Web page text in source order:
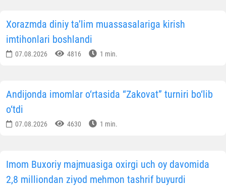
Xorazmda diniy ta’lim muassasalariga kirish
imtihonlari boshlandi
07.08.2026 4816 1 min.
Andijonda imomlar o‘rtasida “Zakovat” turniri bo‘lib
o‘tdi
07.08.2026 4630 1 min.
Imom Buxoriy majmuasiga oxirgi uch oy davomida
2,8 milliondan ziyod mehmon tashrif buyurdi